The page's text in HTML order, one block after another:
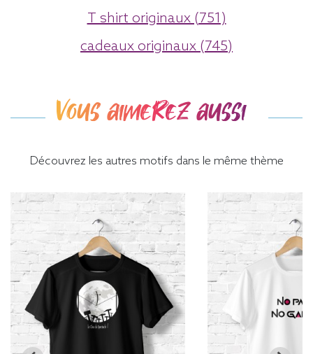
T shirt originaux (751)
cadeaux originaux (745)
Vous aimerez aussi
Découvrez les autres motifs dans le même thème